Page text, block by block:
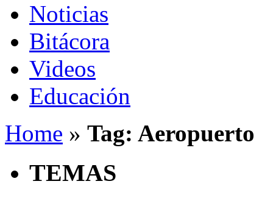
Noticias
Bitácora
Videos
Educación
Home » Tag: Aeropuerto
TEMAS